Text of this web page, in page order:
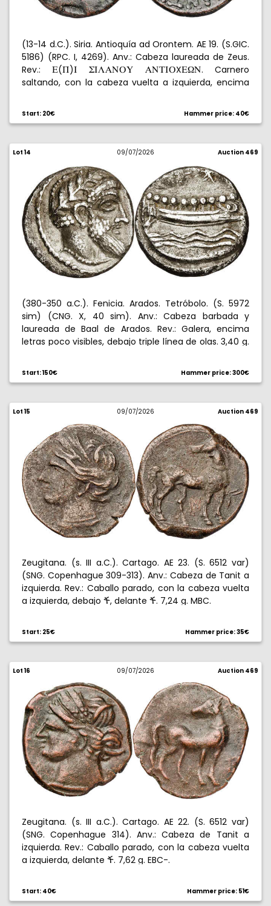
(13-14 d.C.). Siria. Antioquía ad Orontem. AE 19. (S.GIC.
5186) (RPC. I, 4269). Anv.: Cabeza laureada de Zeus.
Rev.:
E(Q)I WILANPY ANXIPXE[N. Carnero
saltando, con la cabeza vuelta a izquierda, encima
6,37 g. MBC.
Start: 20€ Hammer price: 40€
Lot 14 09/07/2026 Auction 469
(380-350 a.C.). Fenicia. Arados. Tetróbolo. (S. 5972
sim) (CNG. X, 40 sim). Anv.: Cabeza barbada y
laureada de Baal de Arados. Rev.: Galera, encima
letras poco visibles, debajo triple línea de olas. 3,40 g.
Start: 150€ Hammer price: 300€
Lot 15 09/07/2026 Auction 469
Zeugitana. (s. III a.C.). Cartago. AE 23. (S. 6512 var)
(SNG. Copenhague 309-313). Anv.: Cabeza de Tanit a
izquierda. Rev.: Caballo parado, con la cabeza vuelta
a izquierda, debajo œ, delante œ. 7,24 g. MBC.
Start: 25€ Hammer price: 35€
Lot 16 09/07/2026 Auction 469
Zeugitana. (s. III a.C.). Cartago. AE 22. (S. 6512 var)
(SNG. Copenhague 314). Anv.: Cabeza de Tanit a
izquierda. Rev.: Caballo parado, con la cabeza vuelta
a izquierda, delante œ. 7,62 g. EBC-.
Start: 40€ Hammer price: 51€